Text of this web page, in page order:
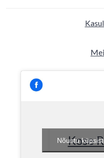
Kose
Nõustu